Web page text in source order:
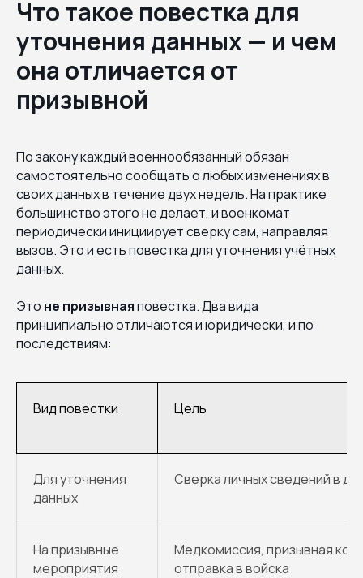
Что такое повестка для
уточнения данных — и чем
она отличается от
призывной
По закону каждый военнообязанный обязан
самостоятельно сообщать о любых изменениях в
своих данных в течение двух недель. На практике
большинство этого не делает, и военкомат
периодически инициирует сверку сам, направляя
вызов. Это и есть повестка для уточнения учётных
данных.
Это не призывнаяповестка. Два вида
принципиально отличаются и юридически, и по
последствиям:
Вид повестки Цель
Для уточнения
данных
Сверка личных сведений в
На призывные
мероприятия
Медкомиссия, призывная
отправка в войска